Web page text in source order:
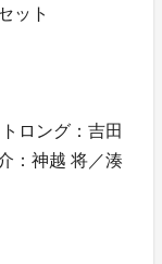
ット
ロング：吉田
：神越 将／湊